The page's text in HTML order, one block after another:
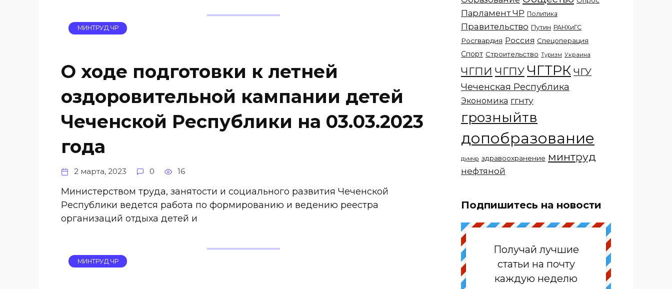
МИНТРУД ЧР
О ходе подготовки к летней
оздоровительной кампании детей
Чеченской Республики на 03.03.2023
года
2 марта, 2023 0 16
Министерством труда, занятости и социального развития Чеченской
Республики ведется работа по формированию и ведению реестра
организаций отдыха детей и
МИНТРУД ЧР
Парламент ЧР Политика
Правительство Путин РАНХиГС
Росгвардия Россия Спецоперация
Спорт Строительство Туризм Украина
ЧГПИ ЧГПУ ЧГТРК ЧГУ
Чеченская Республика
Экономика ггнту
грозныйтв
допобразование
думчр здравоохранение минтруд
нефтяной
Подпишитесь на новости
Получай лучшие
статьи на почту
каждую неделю